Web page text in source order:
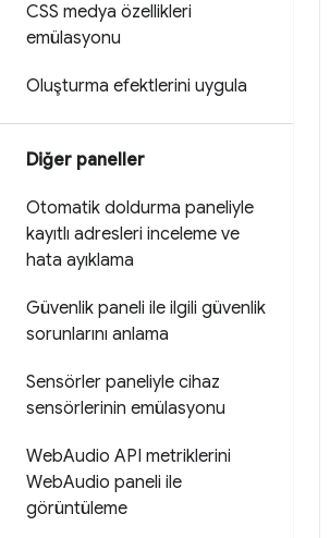
CSS medya özellikleri
emülasyonu
Oluşturma efektlerini uygula
Diğer paneller
Otomatik doldurma paneliyle
kayıtlı adresleri inceleme ve
hata ayıklama
Güvenlik paneli ile ilgili güvenlik
sorunlarını anlama
Sensörler paneliyle cihaz
sensörlerinin emülasyonu
WebAudio API metriklerini
WebAudio paneli ile
görüntüleme